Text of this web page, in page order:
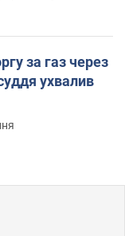
за газ через
ухвалив